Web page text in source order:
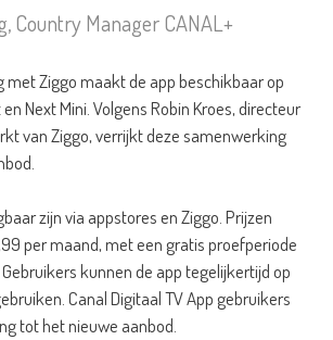
Country Manager CANAL+
met Ziggo maakt de app beschikbaar op
Next Mini. Volgens Robin Kroes, directeur
van Ziggo, verrijkt deze samenwerking
zijn via appstores en Ziggo. Prijzen
per maand, met een gratis proefperiode
kunnen de app tegelijkertijd op
Canal Digitaal TV App gebruikers
tot het nieuwe aanbod.